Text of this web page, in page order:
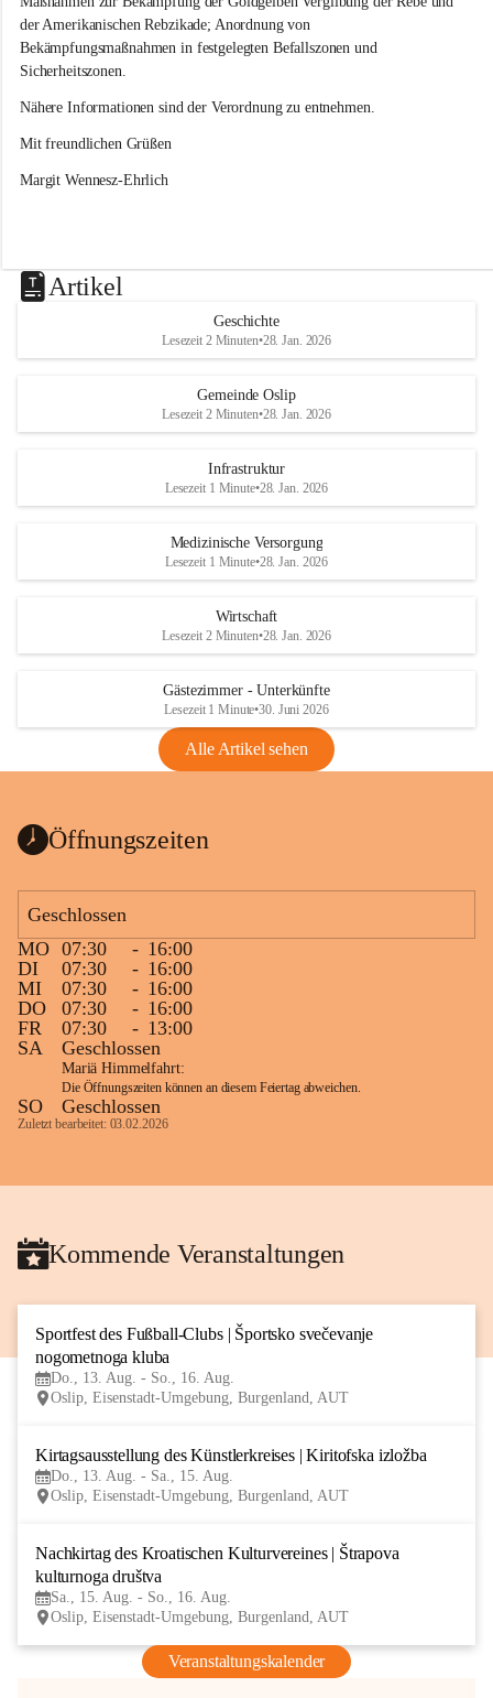
i
p
der Amerikanischen Rebzikade; Anordnung von
Bekämpfungsmaßnahmen in festgelegten Befallszonen und
Sicherheitszonen.
Nähere Informationen sind der Verordnung zu entnehmen.
Mit freundlichen Grüßen
Margit Wennesz-Ehrlich
Artikel
Geschichte
Lesezeit 2 Minuten•28. Jan. 2026
Gemeinde Oslip
Lesezeit 2 Minuten•28. Jan. 2026
Infrastruktur
Lesezeit 1 Minute•28. Jan. 2026
Medizinische Versorgung
Lesezeit 1 Minute•28. Jan. 2026
Wirtschaft
Lesezeit 2 Minuten•28. Jan. 2026
Gästezimmer - Unterkünfte
Lesezeit 1 Minute•30. Juni 2026
Alle Artikel sehen
Öffnungszeiten
Geschlossen
MO 07:30 - 16:00
DI
07:30 - 16:00
MI
07:30 - 16:00
DO
07:30 - 16:00
FR
07:30 - 13:00
SA
Geschlossen
Mariä Himmelfahrt:
Die Öffnungszeiten können an diesem Feiertag abweichen.
SO Geschlossen
Zuletzt bearbeitet: 03.02.2026
Kommende Veranstaltungen
Sportfest des Fußball-Clubs | Športsko svečevanje
nogometnoga kluba
Do., 13. Aug. - So., 16. Aug.
Oslip, Eisenstadt-Umgebung, Burgenland, AUT
Kirtagsausstellung des Künstlerkreises | Kiritofska izložba
Do., 13. Aug. - Sa., 15. Aug.
Oslip, Eisenstadt-Umgebung, Burgenland, AUT
Nachkirtag des Kroatischen Kulturvereines | Štrapova
kulturnoga društva
Sa., 15. Aug. - So., 16. Aug.
Oslip, Eisenstadt-Umgebung, Burgenland, AUT
Veranstaltungskalender